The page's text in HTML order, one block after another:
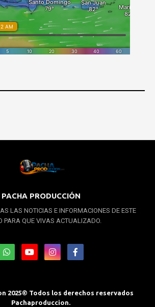
PACHA PRODUCCIÓN
LAS NOTICIAS E INFORMACIONES DE ESTE
PARA QUE VIVAS ACTUALIZADO.
2025© Todos los derechos reservados
Pachaproduccion.